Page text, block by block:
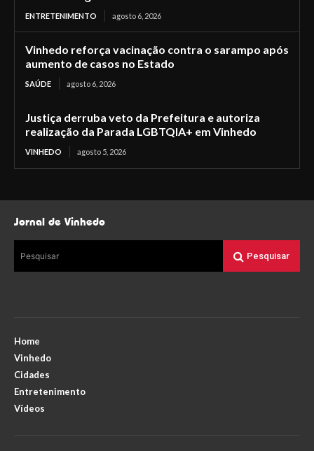
ENTRETENIMENTO agosto 6, 2026
Vinhedo reforça vacinação contra o sarampo após
aumento de casos no Estado
SAÚDE agosto 6, 2026
Justiça derruba veto da Prefeitura e autoriza
realização da Parada LGBTQIA+ em Vinhedo
VINHEDO agosto 5, 2026
Jornal de Vinhedo
Pesquisar Pesquisar
Home
Vinhedo
Cidades
Entretenimento
Vídeos